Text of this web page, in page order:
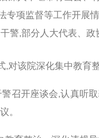
项监督等工作开展
警,部分人大代表、政
对该院深化集中教育
召开座谈会,认真听
。